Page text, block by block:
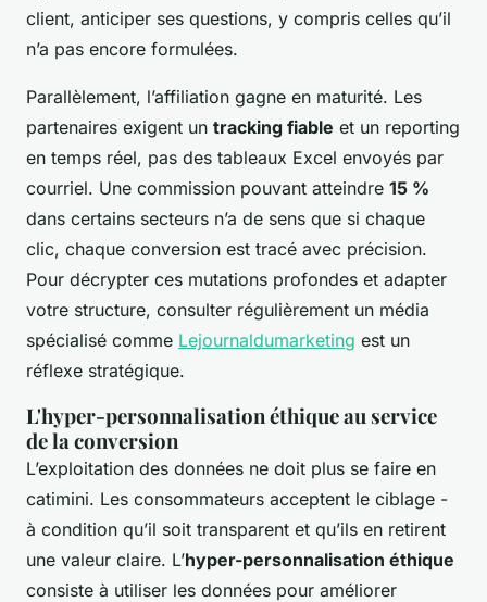
client, anticiper ses questions, y compris celles qu’il
n’a pas encore formulées.
Parallèlement, l’affiliation gagne en maturité. Les
partenaires exigent un tracking fiable et un reporting
en temps réel, pas des tableaux Excel envoyés par
courriel. Une commission pouvant atteindre 15 %
dans certains secteurs n’a de sens que si chaque
clic, chaque conversion est tracé avec précision.
Pour décrypter ces mutations profondes et adapter
votre structure, consulter régulièrement un média
spécialisé comme Lejournaldumarketing est un
réflexe stratégique.
L'hyper-personnalisation éthique au service
de la conversion
L’exploitation des données ne doit plus se faire en
catimini. Les consommateurs acceptent le ciblage -
à condition qu’il soit transparent et qu’ils en retirent
une valeur claire. L’hyper-personnalisation éthique
consiste à utiliser les données pour améliorer